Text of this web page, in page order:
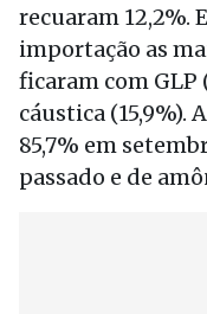
recuaram 12,2%.
importação as
ficaram com GLP
cáustica (15,9%).
85,7% em
passado e de